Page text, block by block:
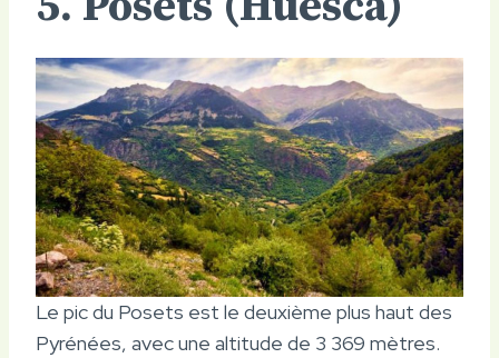
Le pic du Posets est le deuxième plus haut des
Pyrénées, avec une altitude de 3 369 mètres.